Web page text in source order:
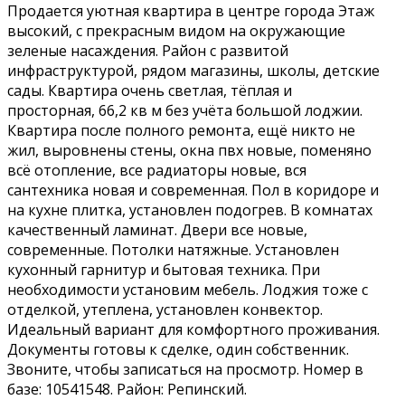
Продается уютная квартира в центре города Этаж
высокий, с прекрасным видом на окружающие
зеленые насаждения. Район с развитой
инфраструктурой, рядом магазины, школы, детские
сады. Квартира очень светлая, тёплая и
просторная, 66,2 кв м без учёта большой лоджии.
Квартира после полного ремонта, ещё никто не
жил, выровнены стены, окна пвх новые, поменяно
всё отопление, все радиаторы новые, вся
сантехника новая и современная. Пол в коридоре и
на кухне плитка, установлен подогрев. В комнатах
качественный ламинат. Двери все новые,
современные. Потолки натяжные. Установлен
кухонный гарнитур и бытовая техника. При
необходимости установим мебель. Лоджия тоже с
отделкой, утеплена, установлен конвектор.
Идеальный вариант для комфортного проживания.
Документы готовы к сделке, один собственник.
Звоните, чтобы записаться на просмотр. Номер в
базе: 10541548. Район: Репинский.